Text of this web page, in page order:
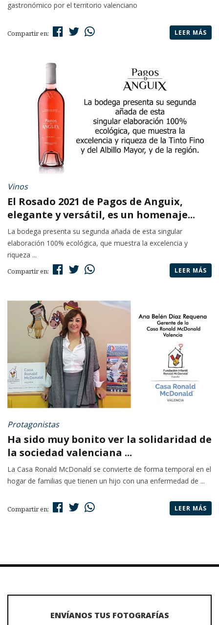
gastronómico por el territorio valenciano
Compartir en: LEER MÁS
Vinos
El Rosado 2021 de Pagos de Anguix,
elegante y versátil, es un homenaje...
La bodega presenta su segunda añada de esta singular
elaboración 100% ecológica, que muestra la excelencia y
riqueza ...
Compartir en: LEER MÁS
Protagonistas
Ha sido muy bonito ver la solidaridad de
la sociedad valenciana ...
La Casa Ronald McDonald se convierte de forma temporal en el
hogar de familias que tienen un hijo con una enfermedad de ...
Compartir en: LEER MÁS
ENVÍANOS TUS FOTOGRAFÍAS